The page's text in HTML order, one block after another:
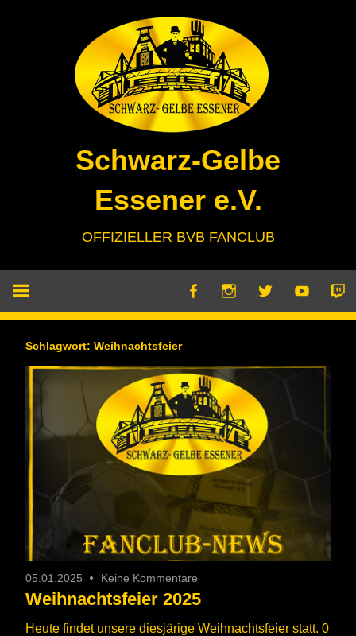
Schwarz-Gelbe
Essener e.V.
OFFIZIELLER BVB FANCLUB
Schlagwort: Weihnachtsfeier
05.01.2025 Keine Kommentare
Weihnachtsfeier 2025
Heute findet unsere diesjärige Weihnachtsfeier statt. 0